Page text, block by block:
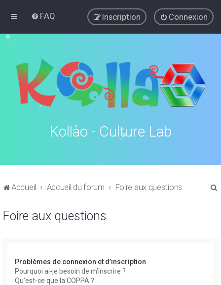
FAQ Connexion
Inscription
Kollao - Culture Lab
Accueil Accueil du forum Foire aux questions
Foire aux questions
Problèmes de connexion et d’inscription
Pourquoi ai-je besoin de m’inscrire ?
Qu’est-ce que la COPPA ?